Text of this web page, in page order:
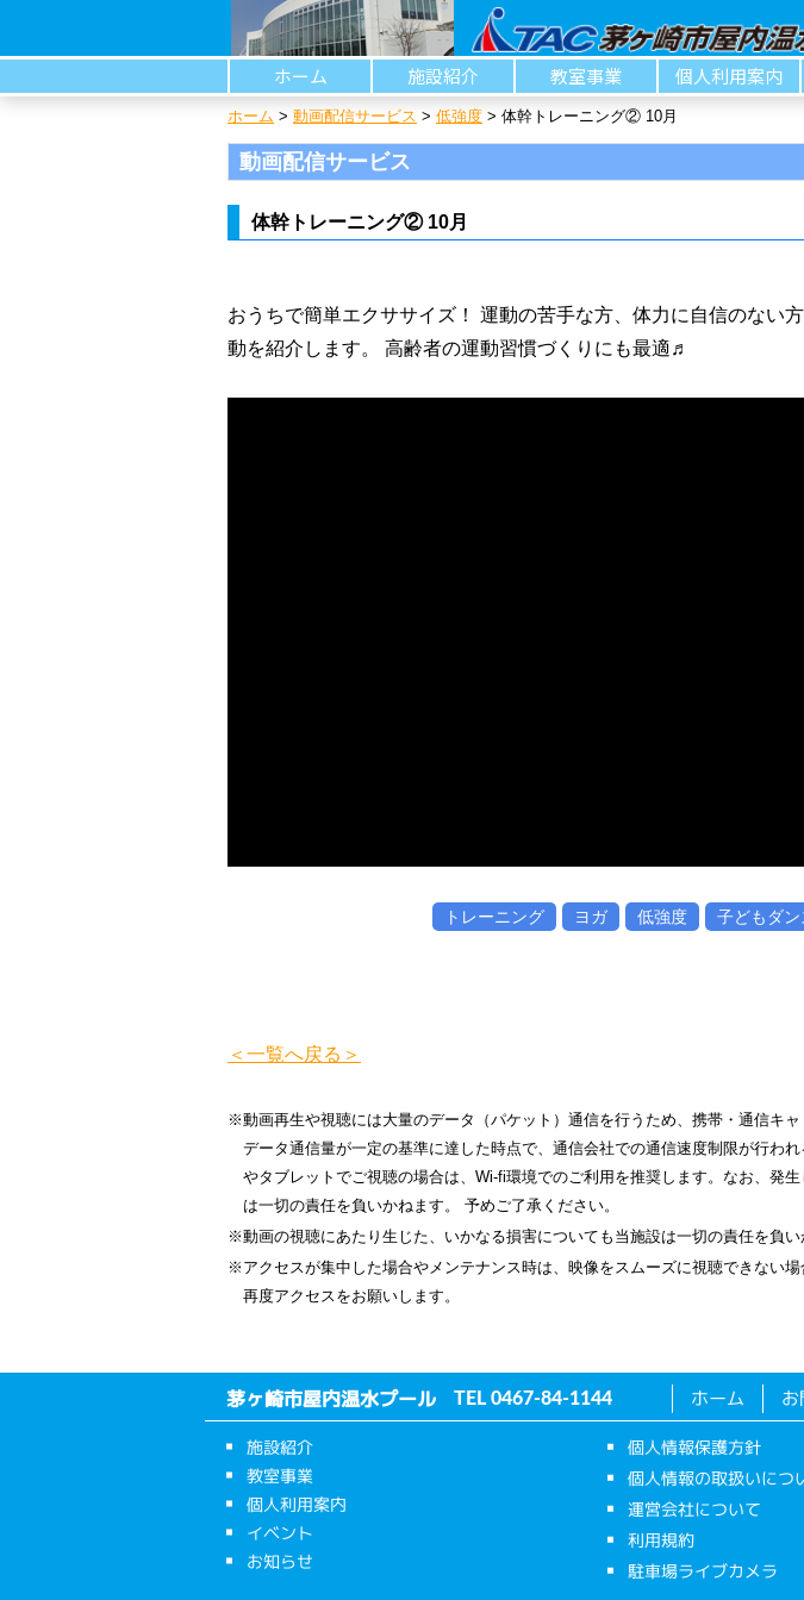
ホーム 施設紹介 教室事業 個人利用案内
ホーム > 動画配信サービス > 低強度 > 体幹トレーニング② 10月
動画配信サービス
体幹トレーニング② 10月
おうちで簡単エクササイズ！ 運動の苦手な方、体力に自信のない
動を紹介します。 高齢者の運動習慣づくりにも最適♬
トレーニング ヨガ 低強度 子どもダン
＜一覧へ戻る＞
※動画再生や視聴には大量のデータ（パケット）通信を行うため、携帯・通信キャ
データ通信量が一定の基準に達した時点で、通信会社での通信速度制限が行わ
やタブレットでご視聴の場合は、Wi-fi環境でのご利用を推奨します。なお、発
は一切の責任を負いかねます。 予めご了承ください。
※動画の視聴にあたり生じた、いかなる損害についても当施設は一切の責任を負い
※アクセスが集中した場合やメンテナンス時は、映像をスムーズに視聴できない
再度アクセスをお願いします。
茅ヶ崎市屋内温水プール TEL0467-84-1144 ホーム
施設紹介
教室事業
個人利用案内
イベント
お知らせ
個人情報保護方針
個人情報の取扱いにつ
運営会社について
利用規約
駐車場ライブカメラ